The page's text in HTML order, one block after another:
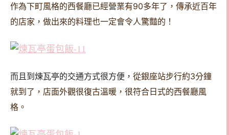
作為下町風格的西餐廳已經營業有90多年了，傳承近百年
的店家，做出來的料理也一定會令人驚豔的！
而且到煉瓦亭的交通方式很方便， 從銀座站步行約3分鐘
就到了，店面外觀很復古溫暖，很符合日式的西餐廳風
格。